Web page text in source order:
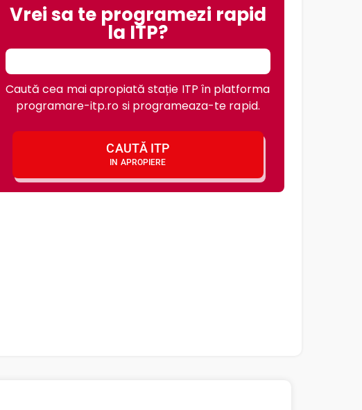
Vrei sa te programezi rapid
la ITP?
Caută cea mai apropiată stație ITP în platforma
programare-itp.ro si programeaza-te rapid.
CAUTĂ ITP
IN APROPIERE